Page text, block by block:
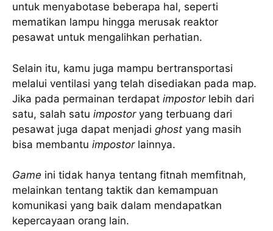
untuk menyabotase beberapa hal, seperti
mematikan lampu hingga merusak reaktor
pesawat untuk mengalihkan perhatian.
Selain itu, kamu juga mampu bertransportasi
melalui ventilasi yang telah disediakan pada map.
Jika pada permainan terdapat impostorlebih dari
satu, salah satu impostoryang terbuang dari
pesawat juga dapat menjadi ghost yang masih
bisa membantu impostorlainnya.
Game ini tidak hanya tentang fitnah memfitnah,
melainkan tentang taktik dan kemampuan
komunikasi yang baik dalam mendapatkan
kepercayaan orang lain.